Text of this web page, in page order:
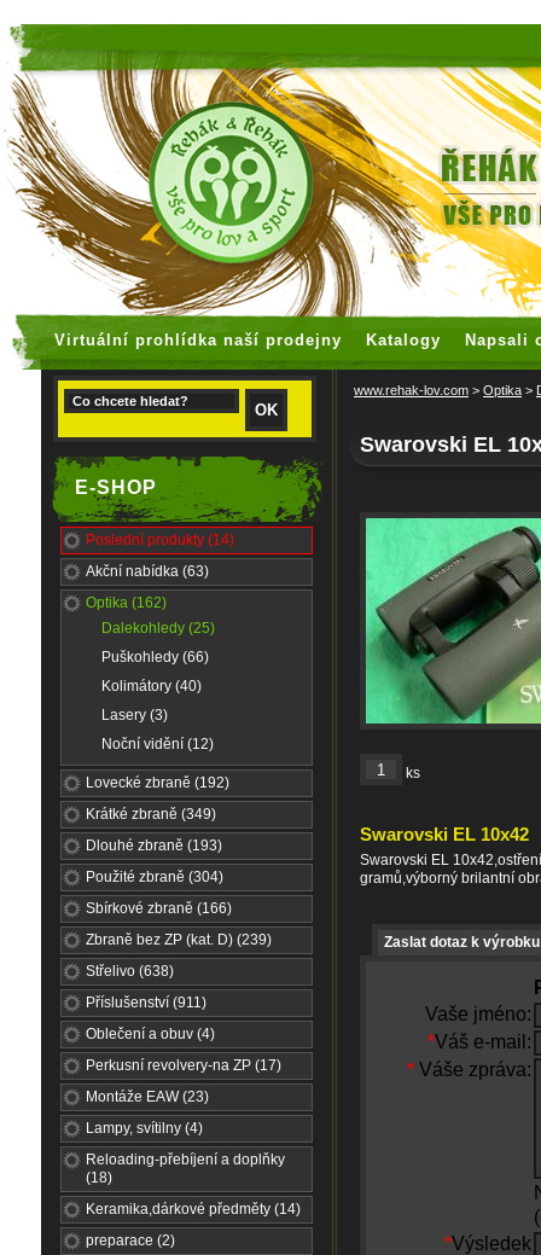
Virtuální prohlídka naší prodejny Katalogy Napsali
E-SHOP
Poslední produkty (14)
Akční nabídka (63)
Optika (162)
Dalekohledy (25)
Puškohledy (66)
Kolimátory (40)
Lasery (3)
Noční vidění (12)
Lovecké zbraně (192)
Krátké zbraně (349)
Dlouhé zbraně (193)
Použité zbraně (304)
Sbírkové zbraně (166)
Zbraně bez ZP (kat. D) (239)
Střelivo (638)
Příslušenství (911)
Oblečení a obuv (4)
Perkusní revolvery-na ZP (17)
Montáže EAW (23)
Lampy, svítilny (4)
Reloading-přebíjení a doplňky
(18)
Keramika,dárkové předměty (14)
preparace (2)
www.rehak-lov.com > Optika >
Swarovski EL
ks
Swarovski EL 10x42
Swarovski EL
gramů,výborný brilantní
Zaslat dotaz k výrobku
Vaše jméno:
*Váš e-mail:
* Váše zpráva:
*Výsledek